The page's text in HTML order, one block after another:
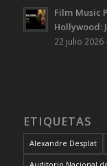
Film Music
Hollywood:
22 julio 2026
ETIQUETAS
Alexandre Desplat